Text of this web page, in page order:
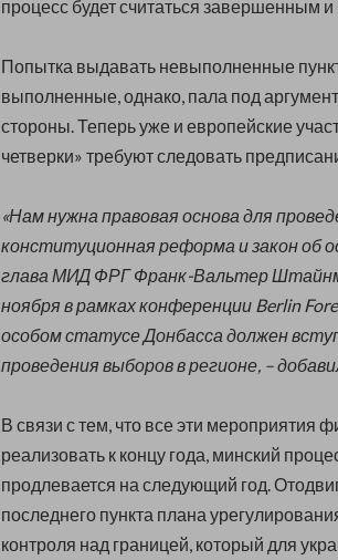
процесс будет считаться завершенным и
Попытка выдавать невыполненные
выполненные, однако, пала под
стороны. Теперь уже и европейские
четверки» требуют следовать
«Нам нужна правовая основа для
конституционная реформа и закон об
глава МИД ФРГ Франк-Вальтер
ноября в рамках конференции Berlin
особом статусе Донбасса должен
проведения выборов в регионе, –
В связи с тем, что все эти мероприятия
реализовать к концу года, минский
продлевается на следующий год.
последнего пункта плана
контроля над границей, который для